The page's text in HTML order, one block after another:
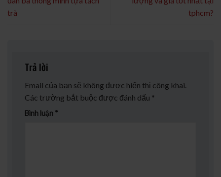
trà
tphcm?
Trả lời
Email của bạn sẽ không được hiển thị công khai.
Các trường bắt buộc được đánh dấu *
Bình luận *